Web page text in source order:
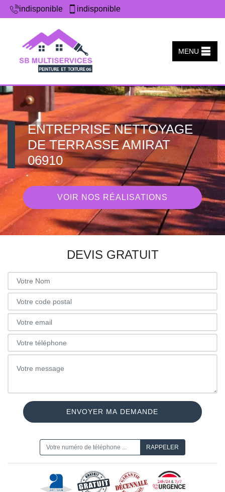
indisponible indisponible
MENU
ENTREPRISE NETTOYAGE
DE TERRASSE AMIRAT
06910
VOIR NOS RÉALISATIONS
DEVIS GRATUIT